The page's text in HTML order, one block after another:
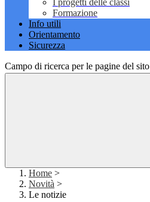
I progetti delle classi
Formazione
Info utili
Orientamento
Sicurezza
Campo di ricerca per le pagine del sito
Home >
Novità >
Le notizie